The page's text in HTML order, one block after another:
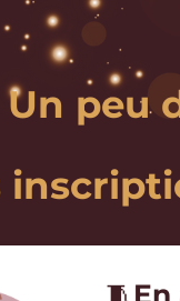
Un peu
🧵